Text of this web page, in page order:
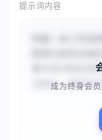
提示词内容
要负责A项目的
试团队，确保
成为终身会